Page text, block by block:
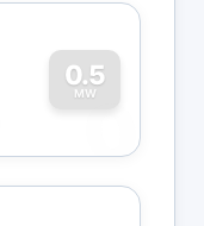
0.5
MW
0